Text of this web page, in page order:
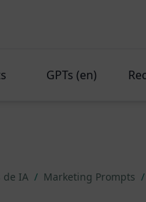
GPTs (en)
de IA / Marketing Prompts /